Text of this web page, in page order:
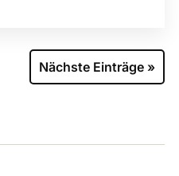
Nächste Einträge »